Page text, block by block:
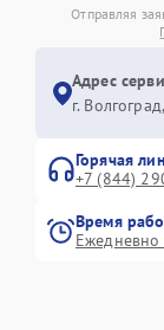
Отправляя
Адрес
г.
Горячая
+7 (844)
Время